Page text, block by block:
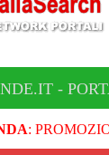
-
: